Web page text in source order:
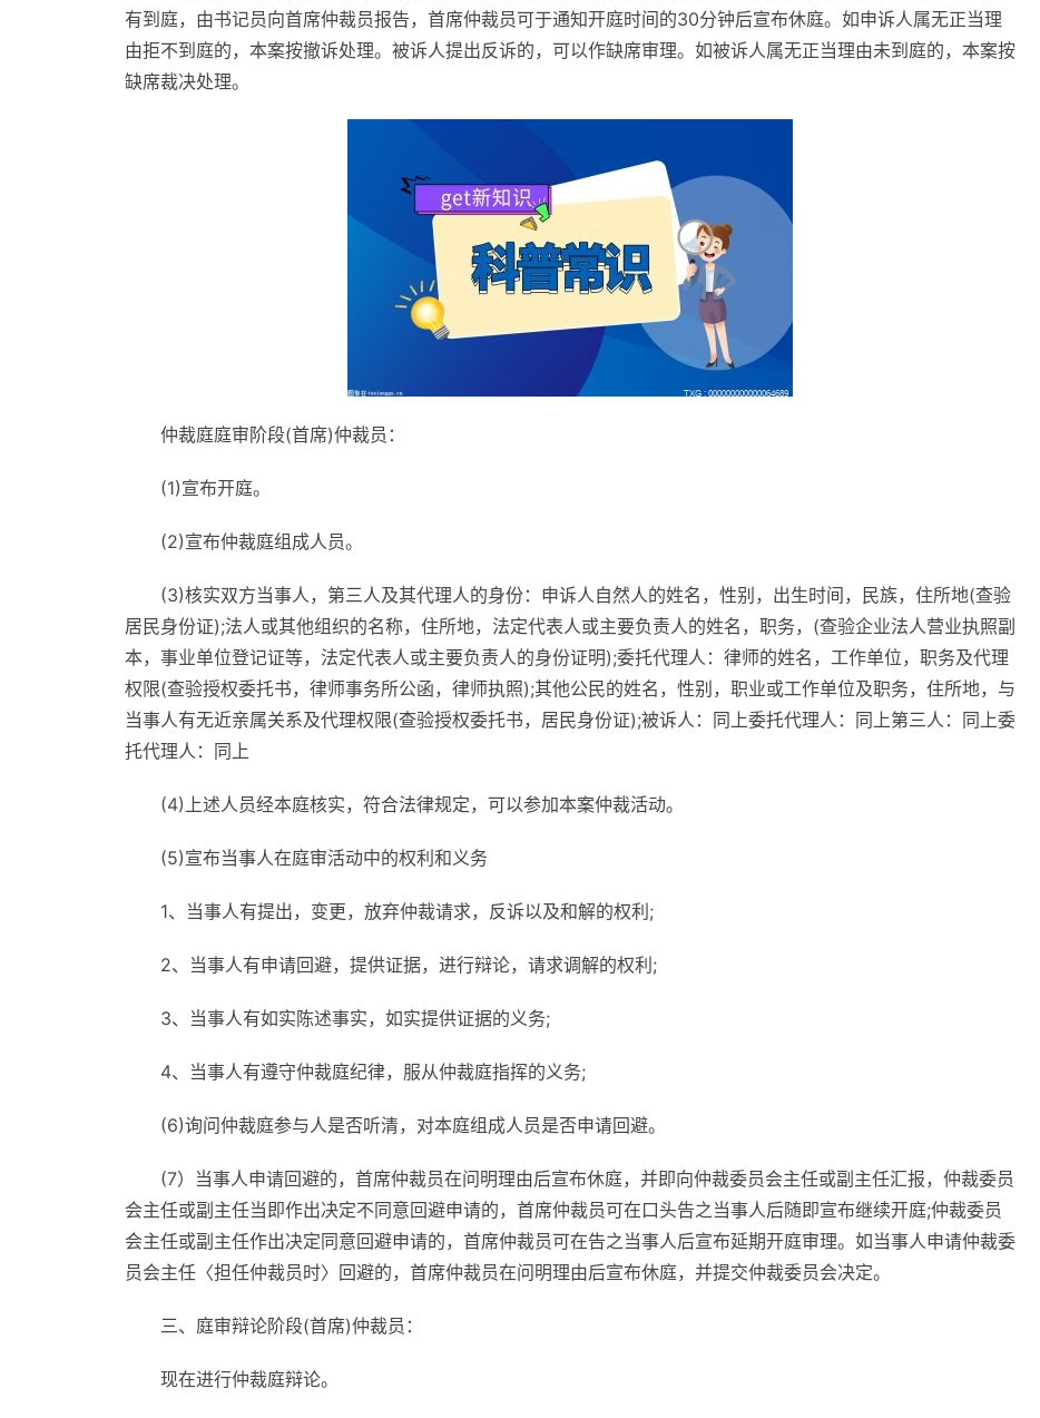
有到庭，由书记员向首席仲裁员报告，首席仲裁员可于通知开庭时间的30分钟后宣布休庭。如申诉人属无正当理
由拒不到庭的，本案按撤诉处理。被诉人提出反诉的，可以作缺席审理。如被诉人属无正当理由未到庭的，本案按
缺席裁决处理。
仲裁庭庭审阶段(首席)仲裁员：
(1)宣布开庭。
(2)宣布仲裁庭组成人员。
(3)核实双方当事人，第三人及其代理人的身份：申诉人自然人的姓名，性别，出生时间，民族，住所地(查验
居民身份证);法人或其他组织的名称，住所地，法定代表人或主要负责人的姓名，职务，(查验企业法人营业执照副
本，事业单位登记证等，法定代表人或主要负责人的身份证明);委托代理人：律师的姓名，工作单位，职务及代理
权限(查验授权委托书，律师事务所公函，律师执照);其他公民的姓名，性别，职业或工作单位及职务，住所地，与
当事人有无近亲属关系及代理权限(查验授权委托书，居民身份证);被诉人：同上委托代理人：同上第三人：同上委
托代理人：同上
(4)上述人员经本庭核实，符合法律规定，可以参加本案仲裁活动。
(5)宣布当事人在庭审活动中的权利和义务
1、当事人有提出，变更，放弃仲裁请求，反诉以及和解的权利;
2、当事人有申请回避，提供证据，进行辩论，请求调解的权利;
3、当事人有如实陈述事实，如实提供证据的义务;
4、当事人有遵守仲裁庭纪律，服从仲裁庭指挥的义务;
(6)询问仲裁庭参与人是否听清，对本庭组成人员是否申请回避。
(7）当事人申请回避的，首席仲裁员在问明理由后宣布休庭，并即向仲裁委员会主任或副主任汇报，仲裁委员
会主任或副主任当即作出决定不同意回避申请的，首席仲裁员可在口头告之当事人后随即宣布继续开庭;仲裁委员
会主任或副主任作出决定同意回避申请的，首席仲裁员可在告之当事人后宣布延期开庭审理。如当事人申请仲裁委
员会主任〈担任仲裁员时〉回避的，首席仲裁员在问明理由后宣布休庭，并提交仲裁委员会决定。
三、庭审辩论阶段(首席)仲裁员：
现在进行仲裁庭辩论。